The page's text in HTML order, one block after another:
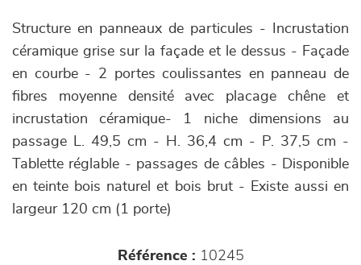
Structure en panneaux de particules - Incrustation
céramique grise sur la façade et le dessus - Façade
en courbe - 2 portes coulissantes en panneau de
fibres moyenne densité avec placage chêne et
incrustation céramique- 1 niche dimensions au
passage L. 49,5 cm - H. 36,4 cm - P. 37,5 cm -
Tablette réglable - passages de câbles - Disponible
en teinte bois naturel et bois brut - Existe aussi en
largeur 120 cm (1 porte)
Référence : 10245